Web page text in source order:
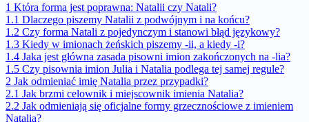
1 Która forma jest poprawna: Natalii czy Natali?
1.1 Dlaczego piszemy Natalii z podwójnym i na końcu?
1.2 Czy forma Natali z pojedynczym i stanowi błąd językowy?
1.3 Kiedy w imionach żeńskich piszemy -ii, a kiedy -i?
1.4 Jaka jest główna zasada pisowni imion zakończonych na -lia?
1.5 Czy pisownia imion Julia i Natalia podlega tej samej regule?
2 Jak odmieniać imię Natalia przez przypadki?
2.1 Jak brzmi celownik i miejscownik imienia Natalia?
2.2 Jak odmieniają się oficjalne formy grzecznościowe z imieniem
Natalia?